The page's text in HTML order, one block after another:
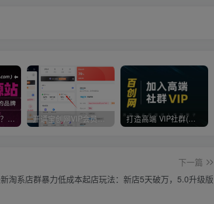
你还在到处找项目？还在当韭菜？我靠卖项目一个月收入5万+，曾经我也是个失败者。 开通宝创网VIP会员，尊享全站资源免费下载，享70%的推广提成！！【限时五折优惠】 打造高端 VIP社群(社群仅对网站用户开放)
下一篇
淘系店群暴力低成本起店玩法：新店5天破万，5.0升级版